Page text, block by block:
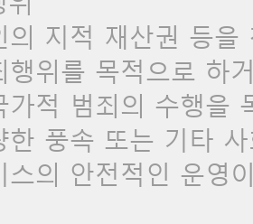
지적 재산권 등을
위를 목적으로 하
적 범죄의 수행을
풍속 또는 기타
의 안전적인 운영